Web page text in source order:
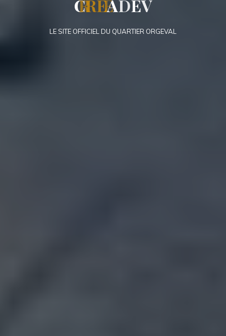
CREADEV
LE SITE OFFICIEL DU QUARTIER ORGEVAL